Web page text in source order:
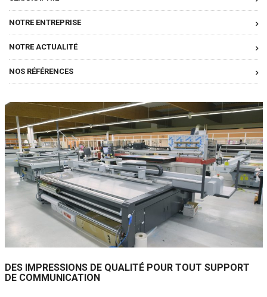
NOTRE ENTREPRISE
NOTRE ACTUALITÉ
NOS RÉFÉRENCES
DES IMPRESSIONS DE QUALITÉ POUR TOUT SUPPORT
DE COMMUNICATION